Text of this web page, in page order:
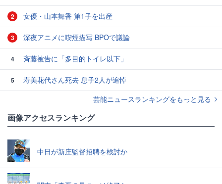
2 女優・山本舞香 第1子を出産
3 深夜アニメに喫煙描写 BPOで議論
4 斉藤被告に「多目的トイレ以下」
5
寿美花代さん死去 息子2人が追悼
芸能ニュースランキングをもっと見る
画像アクセスランキング
中日が新庄監督招聘を検討か